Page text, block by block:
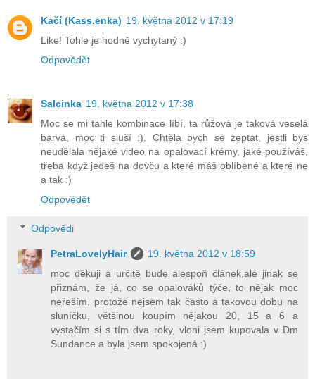
Kačí (Kass.enka) 19. května 2012 v 17:19
Like! Tohle je hodně vychytaný :)
Odpovědět
Salcinka 19. května 2012 v 17:38
Moc se mi tahle kombinace líbí, ta růžová je taková veselá
barva, moc ti sluší :). Chtěla bych se zeptat, jestli bys
neudělala nějaké video na opalovací krémy, jaké používáš,
třeba když jedeš na dovču a které máš oblíbené a které ne
a tak :)
Odpovědět
Odpovědi
PetraLovelyHair
19. května 2012 v 18:59
moc děkuji a určitě bude alespoň článek,ale jinak se
přiznám, že já, co se opalováků týče, to nějak moc
neřeším, protože nejsem tak často a takovou dobu na
sluníčku, většinou koupím nějakou 20, 15 a 6 a
vystačím si s tím dva roky, vloni jsem kupovala v Dm
Sundance a byla jsem spokojená :)